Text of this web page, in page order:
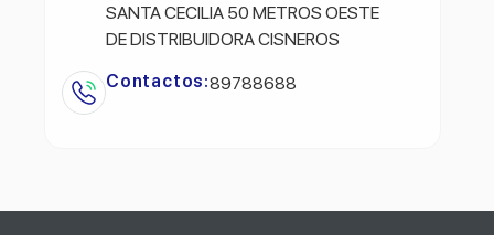
SANTA CECILIA 50 METROS OESTE
DE DISTRIBUIDORA CISNEROS
Contactos:89788688